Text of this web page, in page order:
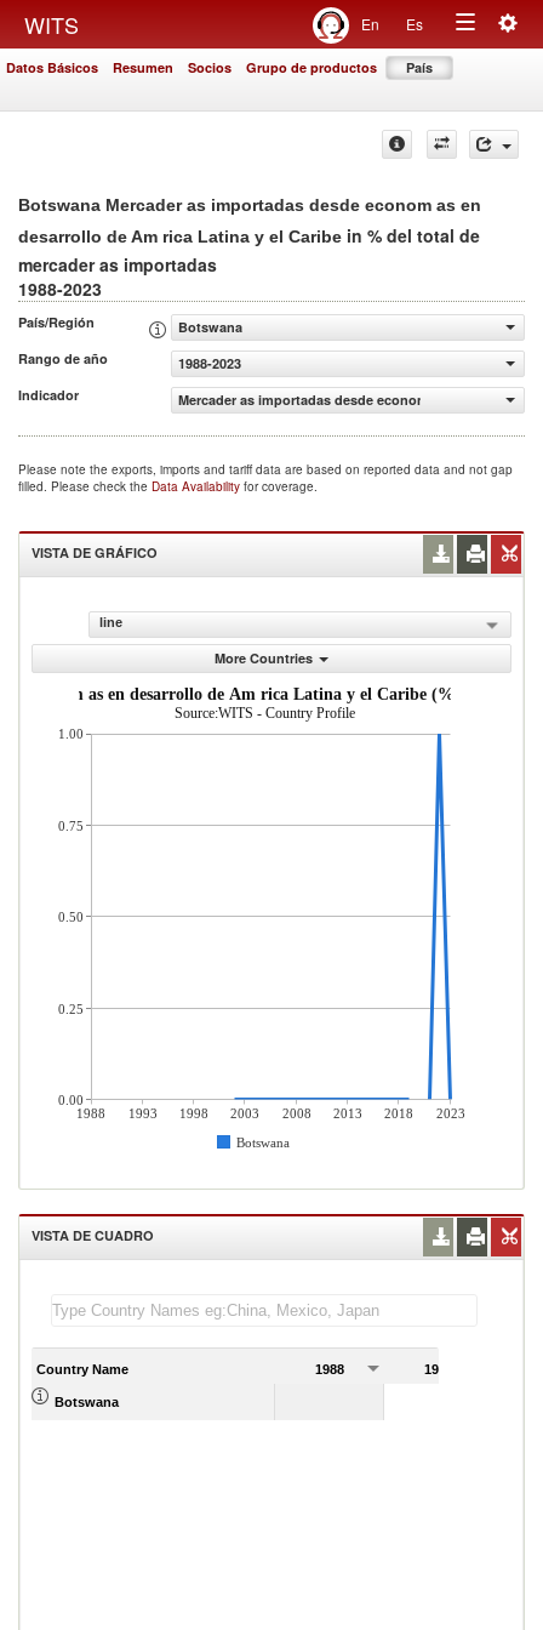
WITS En Es
Toggle
Datos Básicos Resumen Socios Grupo de productos País
Botswana Mercader as importadas desde econom as en
desarrollo de Am rica Latina y el Caribe in % del total de
mercader as importadas
1988-2023
País/Región
Botswana
Rango de año
1988-2023
Indicador
Mercader as importadas desde econom as en
Please note the exports, imports and tariff data are based on reported data and not gap
filled. Please check the Data Availability for coverage.
VISTA DE GRÁFICO
line
More Countries
econom as en desarrollo de Am rica Latina y el Caribe (% del total
Source:WITS - Country Profile
1988 1993 1998 2003 2008 2013 2018
2023
Botswana
1.00
0.75
0.50
0.25
0.00
VISTA DE CUADRO
Country Name 1988 1989
Botswana